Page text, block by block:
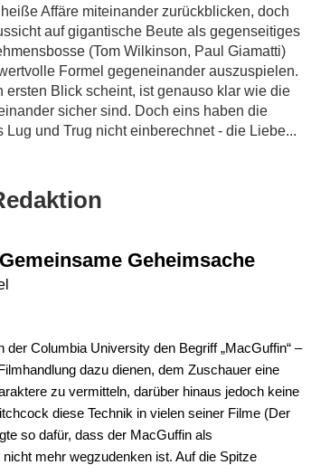
Affäre miteinander zurückblicken, doch
auf gigantische Beute als gegenseitiges
(Tom Wilkinson, Paul Giamatti)
Formel gegeneinander auszuspielen.
Blick scheint, ist genauso klar wie die
sicher sind. Doch eins haben die
und Trug nicht einberechnet - die Liebe...
Geheimsache
Columbia University den Begriff „MacGuffin“ –
dazu dienen, dem Zuschauer eine
zu vermitteln, darüber hinaus jedoch keine
diese Technik in vielen seiner Filme (Der
so dafür, dass der MacGuffin als
mehr wegzudenken ist. Auf die Spitze